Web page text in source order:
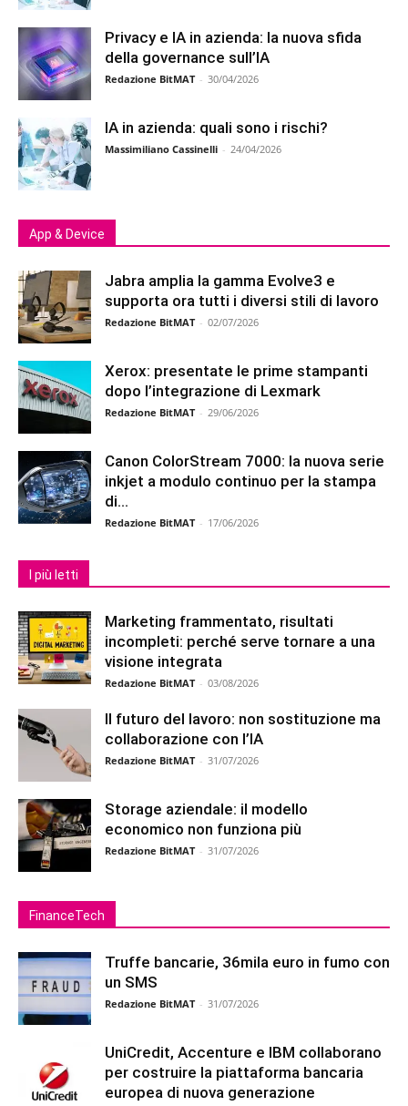
Privacy e IA in azienda: la nuova sfida
della governance sull’IA
Redazione BitMAT - 30/04/2026
IA in azienda: quali sono i rischi?
Massimiliano Cassinelli - 24/04/2026
App & Device
Jabra amplia la gamma Evolve3 e
supporta ora tutti i diversi stili di lavoro
Redazione BitMAT - 02/07/2026
Xerox: presentate le prime stampanti
dopo l’integrazione di Lexmark
Redazione BitMAT - 29/06/2026
Canon ColorStream 7000: la nuova serie
inkjet a modulo continuo per la stampa
di...
Redazione BitMAT - 17/06/2026
I più letti
Marketing frammentato, risultati
incompleti: perché serve tornare a una
visione integrata
Redazione BitMAT - 03/08/2026
Il futuro del lavoro: non sostituzione ma
collaborazione con l’IA
Redazione BitMAT - 31/07/2026
Storage aziendale: il modello
economico non funziona più
Redazione BitMAT - 31/07/2026
FinanceTech
Truffe bancarie, 36mila euro in fumo con
un SMS
Redazione BitMAT - 31/07/2026
UniCredit, Accenture e IBM collaborano
per costruire la piattaforma bancaria
europea di nuova generazione